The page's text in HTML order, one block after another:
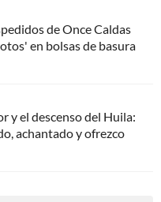
de Once Caldas
en bolsas de basura
y el descenso del Huila:
achantado y ofrezco